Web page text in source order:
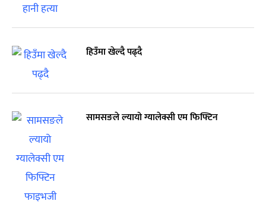
हिउँमा खेल्दै पढ्दै
सामसङले ल्यायो ग्यालेक्सी एम फिफ्टिन